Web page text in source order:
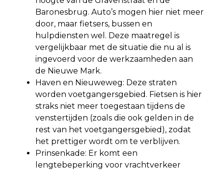
Baronesbrug. Auto’s mogen hier niet meer
door, maar fietsers, bussen en
hulpdiensten wel. Deze maatregel is
vergelijkbaar met de situatie die nu al is
ingevoerd voor de werkzaamheden aan
de Nieuwe Mark.
Haven en Nieuweweg: Deze straten
worden voetgangersgebied. Fietsen is hier
straks niet meer toegestaan tijdens de
venstertijden (zoals die ook gelden in de
rest van het voetgangersgebied), zodat
het prettiger wordt om te verblijven.
Prinsenkade: Er komt een
lengtebeperking voor vrachtverkeer